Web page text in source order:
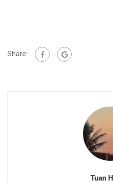
Share:
Tuan